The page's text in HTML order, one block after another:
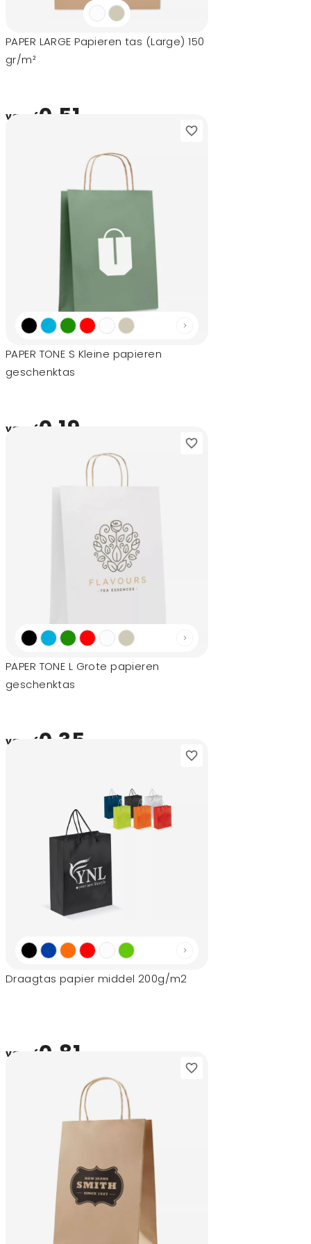
PAPER LARGE Papieren tas (Large) 150
gr/m²
vanaf0,51
PAPER TONE S Kleine papieren
geschenktas
vanaf0,19
PAPER TONE L Grote papieren
geschenktas
vanaf0,35
Draagtas papier middel 200g/m2
vanaf0,81